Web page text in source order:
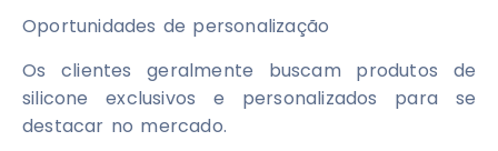
Oportunidades de personalização
Os clientes geralmente buscam produtos de
silicone exclusivos e personalizados para se
destacar no mercado.